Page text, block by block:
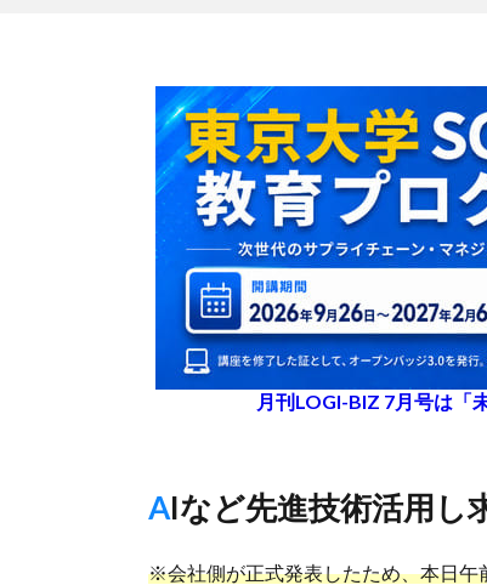
月刊LOGI-BIZ 7月号は「
AIなど先進技術活用
※会社側が正式発表したため、本日午